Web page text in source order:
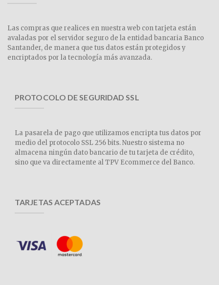
Las compras que realices en nuestra web con tarjeta están
avaladas por el servidor seguro de la entidad bancaria Banco
Santander, de manera que tus datos están protegidos y
encriptados por la tecnología más avanzada.
PROTOCOLO DE SEGURIDAD SSL
La pasarela de pago que utilizamos encripta tus datos por
medio del protocolo SSL 256 bits. Nuestro sistema no
almacena ningún dato bancario de tu tarjeta de crédito,
sino que va directamente al TPV Ecommerce del Banco.
TARJETAS ACEPTADAS